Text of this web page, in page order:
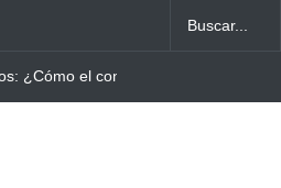
el consumo de alimentos